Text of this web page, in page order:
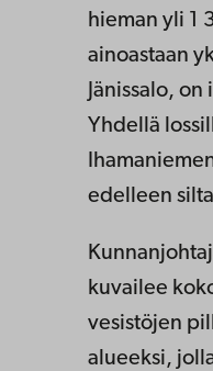
hieman yli 1
ainoastaan
Jänissalo,
Yhdellä
edelleen
kuvailee
vesistöjen
alueeksi,